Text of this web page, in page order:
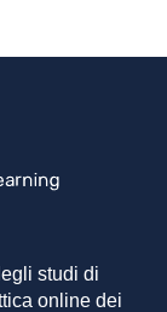
studi di
online dei